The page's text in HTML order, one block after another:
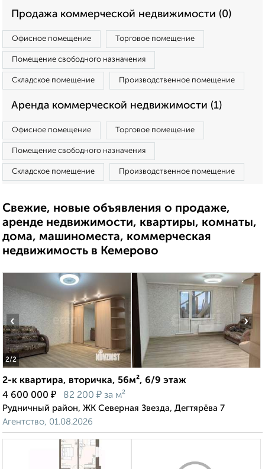
Продажа коммерческой недвижимости (0)
Офисное помещение Торговое помещение
Помещение свободного назначения
Складское помещение Производственное помещение
Аренда коммерческой недвижимости (1)
Офисное помещение Торговое помещение
Помещение свободного назначения
Складское помещение Производственное помещение
Свежие, новые объявления о продаже,
аренде недвижимости, квартиры, комнаты,
дома, машиноместа, коммерческая
недвижимость в Кемерово
2/2
‹ ›
2-к квартира, вторичка, 56м², 6/9 этаж
4 600 000 ₽ 82 200 ₽ за м²
Рудничный район, ЖК Северная Звезда, Дегтярёва 7
Агентство, 01.08.2026